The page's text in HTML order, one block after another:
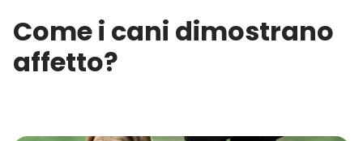
Come i cani dimostrano
affetto?